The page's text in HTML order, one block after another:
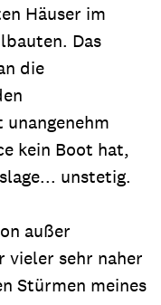
Häuser im
Das
die
kein Boot hat,
unstetig.
außer
vieler sehr naher
Stürmen meines